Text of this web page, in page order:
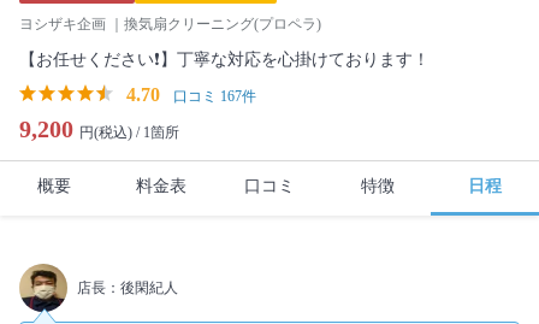
ヨシザキ企画 ｜換気扇クリーニング(プロペラ)
【お任せください❗️】丁寧な対応を心掛けております！
4.70 口コミ 167件
9,200 円(税込) / 1箇所
概要 料金表 口コミ 特徴 日程
店長：後閑紀人